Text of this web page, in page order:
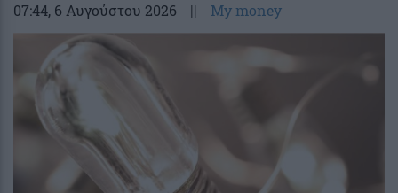
07:44, 6 Αυγούστου 2026 || My money